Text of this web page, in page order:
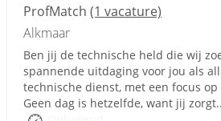
ProfMatch (1 vacature)
Alkmaar
Ben jij de technische held die wij
spannende uitdaging voor jou als
technische dienst, met een focus
Geen dag is hetzelfde, want jij